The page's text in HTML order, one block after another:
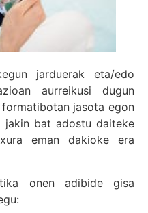
jarduerak eta/edo
aurreikusi dugun
jasota egon
jakin bat adostu daiteke
eman dakioke era
onen adibide gisa